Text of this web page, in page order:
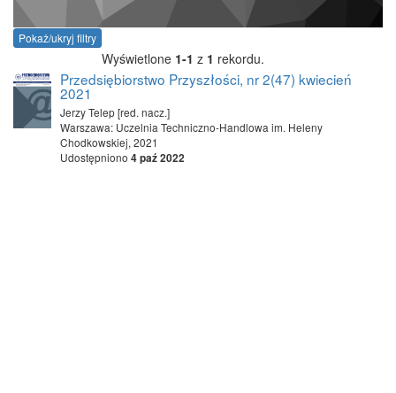
Pokaż/ukryj filtry
Wyświetlone 1-1 z 1 rekordu.
Przedsiębiorstwo Przyszłości, nr 2(47) kwiecień
2021
Jerzy Telep [red. nacz.]
Warszawa: Uczelnia Techniczno-Handlowa im. Heleny
Chodkowskiej, 2021
Udostępniono 4 paź 2022